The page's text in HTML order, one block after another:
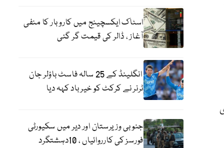
اسٹاک ایکسچینج میں کاروبار کا منفی
آغاز ، ڈالر کی قیمت گر گئی
انگلینڈ کے 25 سالہ فاسٹ باؤلر جان
ٹرنر نے کرکٹ کو خیر باد کہہ دیا
جنوبی وزیرستان اور دیر میں سکیورٹی
فورسز کی کارروائیاں ، 10دہشتگرد